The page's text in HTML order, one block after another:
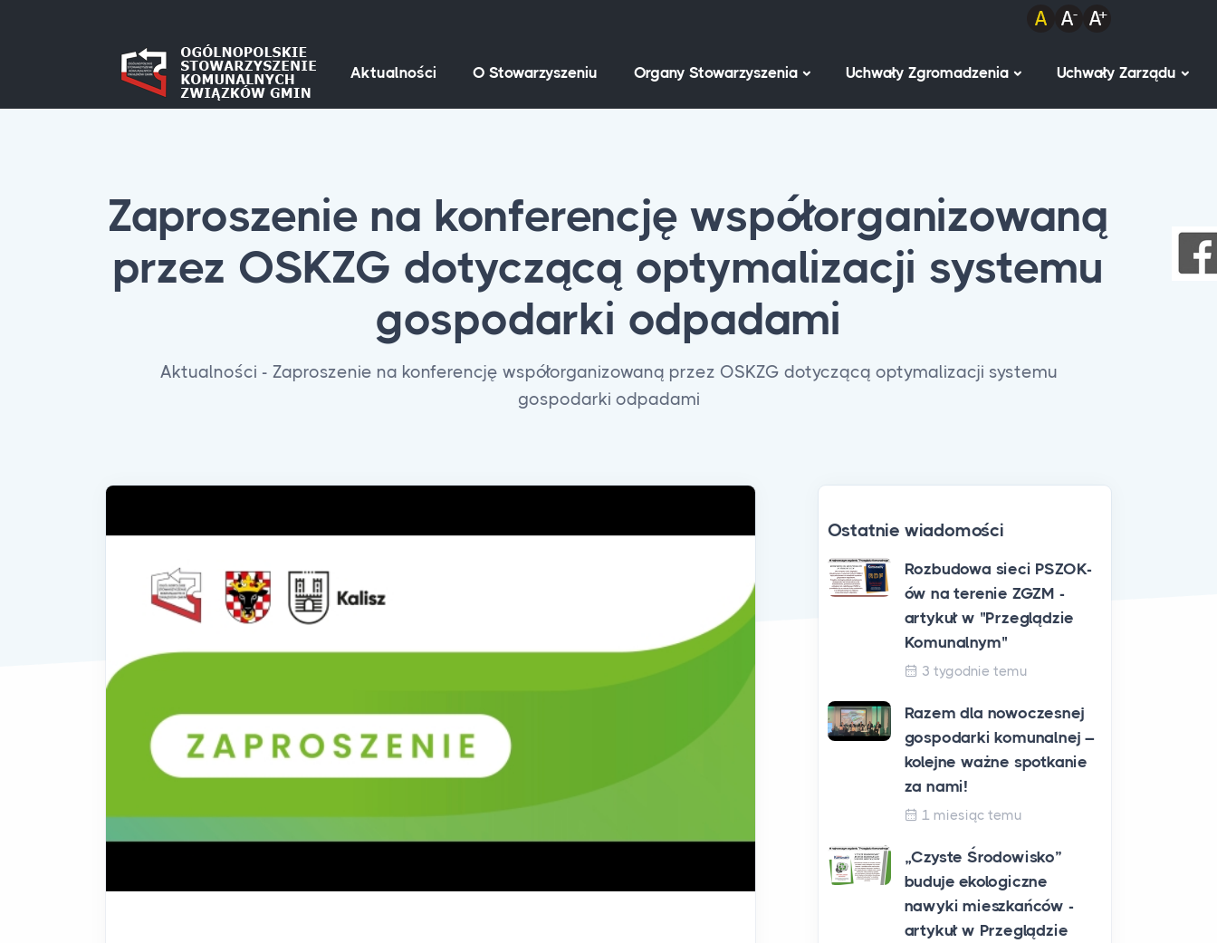
Aktualności O Stowarzyszeniu Organy Stowarzyszenia Uchwały Zgromadzenia Uchwały Zarządu
Zaproszenie na konferencję współorganizowaną
przez OSKZG dotyczącą optymalizacji systemu
gospodarki odpadami
Aktualności - Zaproszenie na konferencję współorganizowaną przez OSKZG dotyczącą optymalizacji systemu
gospodarki odpadami
Ostatnie wiadomości
Rozbudowa sieci PSZOK-
ów na terenie ZGZM -
artykuł w "Przeglądzie
Komunalnym"
3 tygodnie temu
Razem dla nowoczesnej
gospodarki komunalnej –
kolejne ważne spotkanie
za nami!
1 miesiąc temu
„Czyste Środowisko”
buduje ekologiczne
nawyki mieszkańców -
artykuł w Przeglądzie